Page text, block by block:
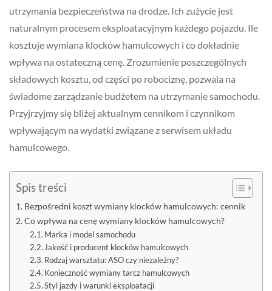
utrzymania bezpieczeństwa na drodze. Ich zużycie jest
naturalnym procesem eksploatacyjnym każdego pojazdu. Ile
kosztuje wymiana klocków hamulcowych i co dokładnie
wpływa na ostateczną cenę. Zrozumienie poszczególnych
składowych kosztu, od części po robociznę, pozwala na
świadome zarządzanie budżetem na utrzymanie samochodu.
Przyjrzyjmy się bliżej aktualnym cennikom i czynnikom
wpływającym na wydatki związane z serwisem układu
hamulcowego.
Spis treści
Bezpośredni koszt wymiany klocków hamulcowych: cennik
Co wpływa na cenę wymiany klocków hamulcowych?
Marka i model samochodu
Jakość i producent klocków hamulcowych
Rodzaj warsztatu: ASO czy niezależny?
Konieczność wymiany tarcz hamulcowych
Styl jazdy i warunki eksploatacji